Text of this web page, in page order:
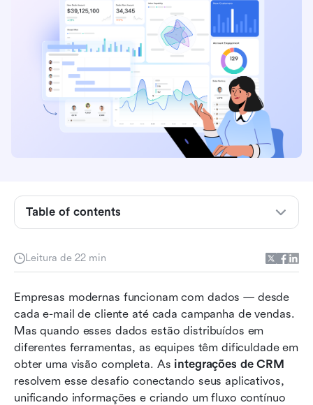
Leitura de 22 min
Empresas modernas funcionam com dados — desde
cada e-mail de cliente até cada campanha de vendas.
Mas quando esses dados estão distribuídos em
diferentes ferramentas, as equipes têm dificuldade em
obter uma visão completa. As integrações de CRM
resolvem esse desafio conectando seus aplicativos,
unificando informações e criando um fluxo contínuo
Table of contents
O que são integrações de CRM?
10 principais ferramentas de CRM para
empresas de serviços que todos devem
conhecer
Como escolher a integração de CRM certa para
o seu negócio